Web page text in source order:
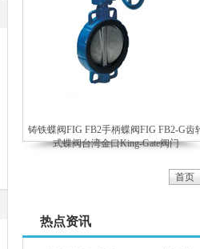
铸铁蝶阀FIG FB2手柄蝶阀FIG FB2-G齿
式蝶阀台湾金口King-Gate阀门
首页
热点资讯